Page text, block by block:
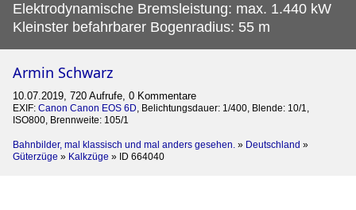
Elektrodynamische Bremsleistung: max. 1.440 kW
Kleinster befahrbarer Bogenradius: 55 m
Armin Schwarz
10.07.2019, 720 Aufrufe, 0 Kommentare
EXIF: Canon Canon EOS 6D, Belichtungsdauer: 1/400, Blende: 10/1,
ISO800, Brennweite: 105/1
Bahnbilder, mal klassisch und mal anders gesehen. » Deutschland »
Güterzüge » Kalkzüge » ID 664040